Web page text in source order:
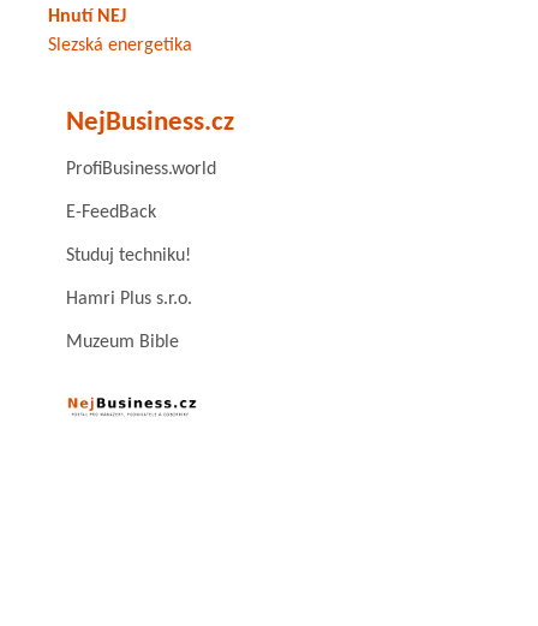
Hnutí NEJ
Slezská energetika
NejBusiness.cz
ProfiBusiness.world
E-FeedBack
Studuj techniku!
Hamri Plus s.r.o.
Muzeum Bible